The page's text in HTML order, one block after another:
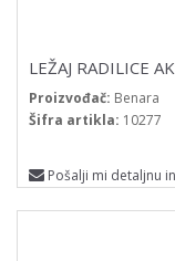
LEŽAJ RADILICE
Proizvođač: Benara
Šifra artikla: 10277
Pošalji mi detaljnu